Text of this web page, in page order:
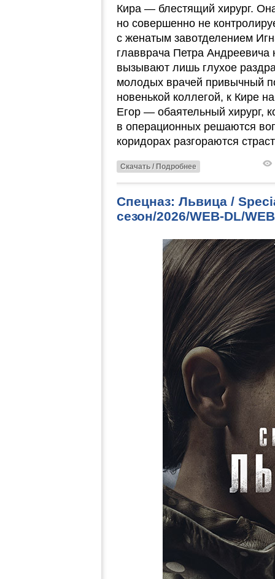
Кира — блестящий хирург.
но совершенно не
с женатым завотделением
главврача Петра Андреевича
вызывают лишь глухое
молодых врачей привычный
новенькой коллегой, к Кире
Егор — обаятельный хирург,
в операционных решаются
коридорах разгораются
Скачать / Подробнее
Спецназ: Львица /
сезон/2026/WEB-DL/